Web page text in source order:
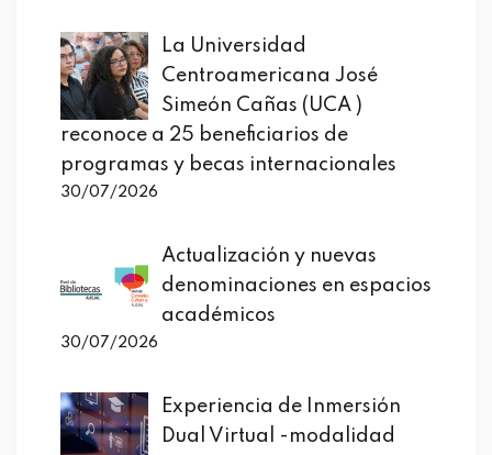
La Universidad
Centroamericana José
Simeón Cañas (UCA )
reconoce a 25 beneficiarios de
programas y becas internacionales
30/07/2026
Actualización y nuevas
denominaciones en espacios
académicos
30/07/2026
Experiencia de Inmersión
Dual Virtual -modalidad